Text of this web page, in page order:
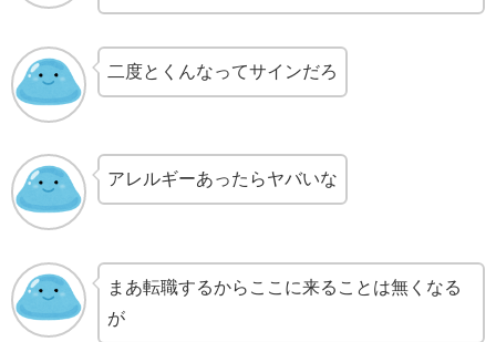
二度とくんなってサインだろ
アレルギーあったらヤバいな
まあ転職するからここに来ることは無くなる
が